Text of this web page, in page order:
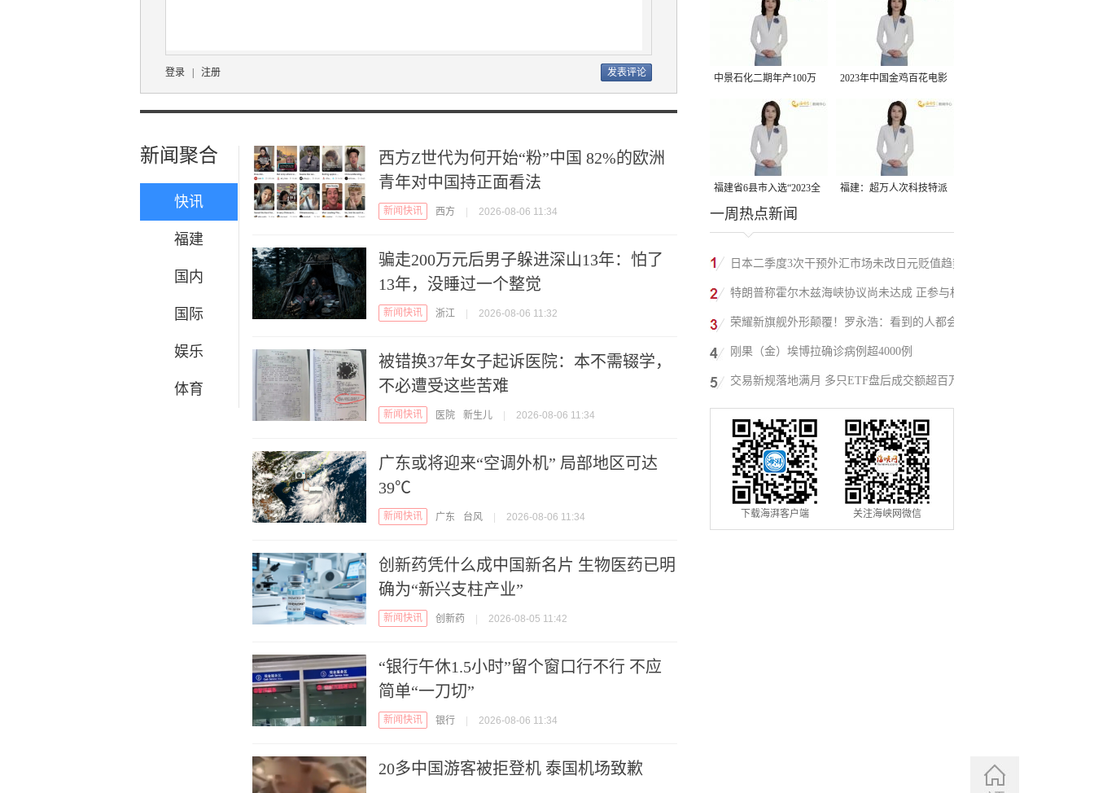
登录 注册
新闻聚合
快讯
福建
国内
国际
娱乐
体育
西方Z世代为何开始“粉”中国 82%的欧洲
青年对中国持正面看法
新闻快讯 西方 2026-08-06 11:34
骗走200万元后男子躲进深山13年：怕了
13年，没睡过一个整觉
新闻快讯 浙江 2026-08-06 11:32
被错换37年女子起诉医院：本不需辍学，
不必遭受这些苦难
新闻快讯 医院 新生儿 2026-08-06 11:34
广东或将迎来“空调外机” 局部地区可达
39℃
新闻快讯 广东 台风 2026-08-06 11:34
创新药凭什么成中国新名片 生物医药已明
确为“新兴支柱产业”
新闻快讯 创新药 2026-08-05 11:42
“银行午休1.5小时”留个窗口行不行 不应
简单“一刀切”
新闻快讯 银行 2026-08-06 11:34
20多中国游客被拒登机 泰国机场致歉
中景石化二期年产100万
吨丙烷脱氢项目建成中交
2023年中国金鸡百花电影
节有福电影巡展31日启动
福建省6县市入选“2023全
国县域发展潜力百强县”
福建：超万人次科技特派
一周热点新闻
日本二季度3次干预外汇市场未改日元贬值趋势
特朗普称霍尔木兹海峡协议尚未达成 正参与相
关谈判
荣耀新旗舰外形颠覆！罗永浩：看到的人都会
吃惊
刚果（金）埃博拉确诊病例超4000例
交易新规落地满月 多只ETF盘后成交额超百万
元
下载海湃客户端 关注海峡网微信